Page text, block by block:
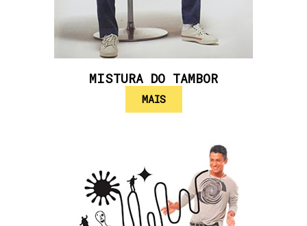
MISTURA DO TAMBOR
MAIS